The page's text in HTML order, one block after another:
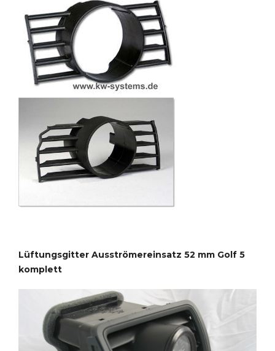
Lüftungsgitter Ausströmereinsatz 52 mm Golf 5
komplett